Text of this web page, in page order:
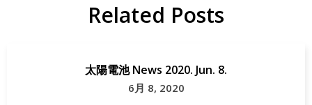
Related Posts
太陽電池 News 2020. Jun. 8.
6月 8, 2020